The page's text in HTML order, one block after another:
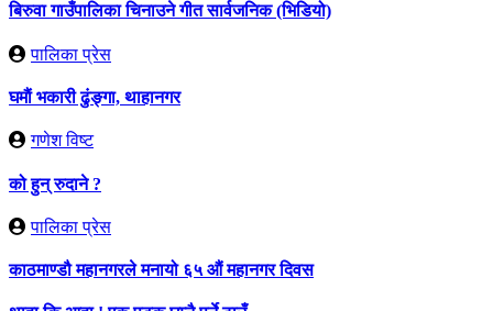
बिरुवा गाउँपालिका चिनाउने गीत सार्वजनिक (भिडियो)
पालिका प्रेस
घमाैं भकारी ढुंङ्गा, थाहानगर
गणेश विष्ट
को हुन् रुदाने ?
पालिका प्रेस
काठमाण्डौ महानगरले मनायो ६५ औं महानगर दिवस